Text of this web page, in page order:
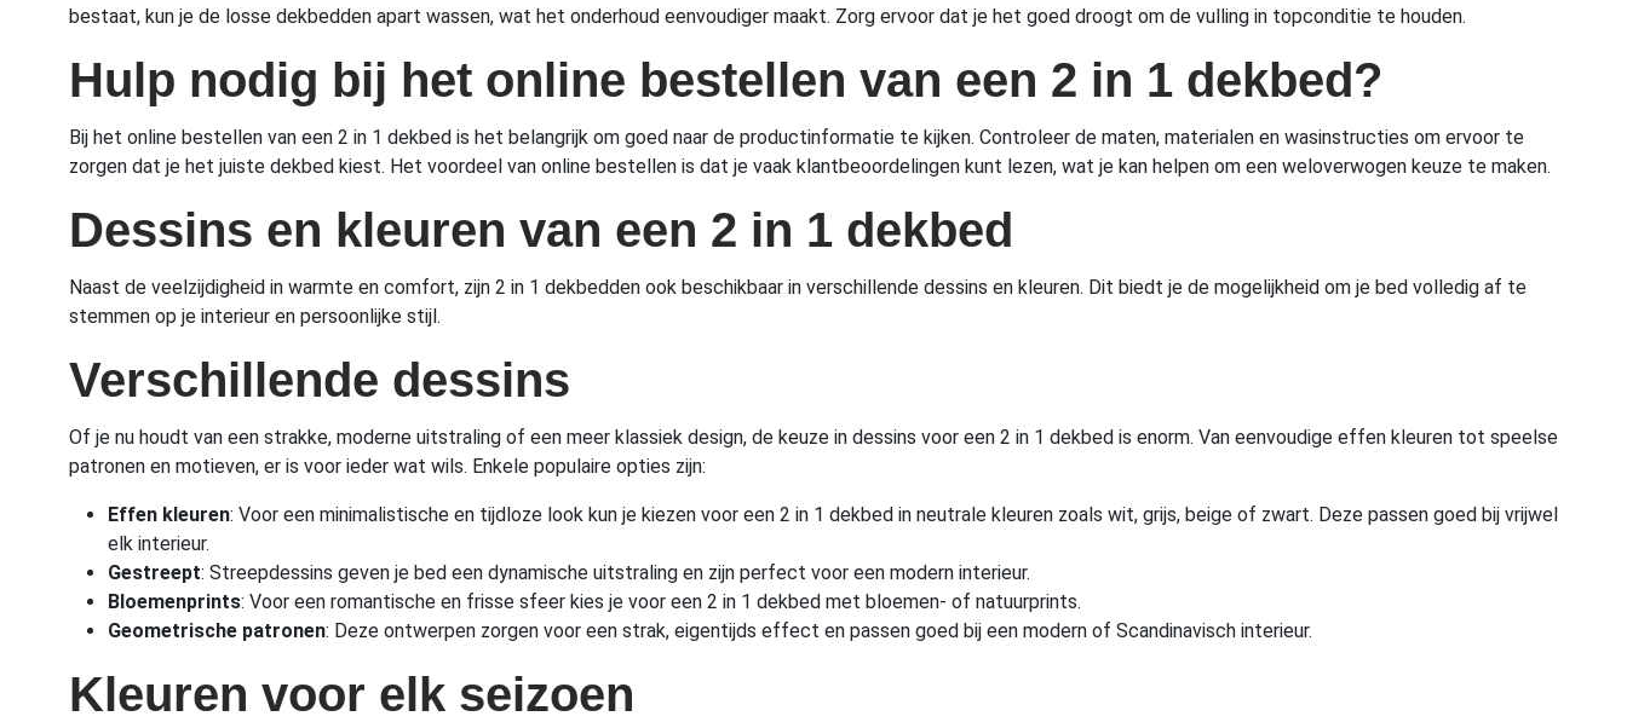
bestaat, kun je de losse dekbedden apart wassen, wat het onderhoud eenvoudiger maakt. Zorg ervoor dat je het goed droogt om de vulling in topconditie te houden.
Hulp nodig bij het online bestellen van een 2 in 1 dekbed?
Bij het online bestellen van een 2 in 1 dekbed is het belangrijk om goed naar de productinformatie te kijken. Controleer de maten, materialen en wasinstructies om ervoor te
zorgen dat je het juiste dekbed kiest. Het voordeel van online bestellen is dat je vaak klantbeoordelingen kunt lezen, wat je kan helpen om een weloverwogen keuze te maken.
Dessins en kleuren van een 2 in 1 dekbed
Naast de veelzijdigheid in warmte en comfort, zijn 2 in 1 dekbedden ook beschikbaar in verschillende dessins en kleuren. Dit biedt je de mogelijkheid om je bed volledig af te
stemmen op je interieur en persoonlijke stijl.
Verschillende dessins
Of je nu houdt van een strakke, moderne uitstraling of een meer klassiek design, de keuze in dessins voor een 2 in 1 dekbed is enorm. Van eenvoudige effen kleuren tot speelse
patronen en motieven, er is voor ieder wat wils. Enkele populaire opties zijn:
Effen kleuren: Voor een minimalistische en tijdloze look kun je kiezen voor een 2 in 1 dekbed in neutrale kleuren zoals wit, grijs, beige of zwart. Deze passen goed bij vrijwel
elk interieur.
Gestreept: Streepdessins geven je bed een dynamische uitstraling en zijn perfect voor een modern interieur.
Bloemenprints: Voor een romantische en frisse sfeer kies je voor een 2 in 1 dekbed met bloemen- of natuurprints.
Geometrische patronen: Deze ontwerpen zorgen voor een strak, eigentijds effect en passen goed bij een modern of Scandinavisch interieur.
Kleuren voor elk seizoen